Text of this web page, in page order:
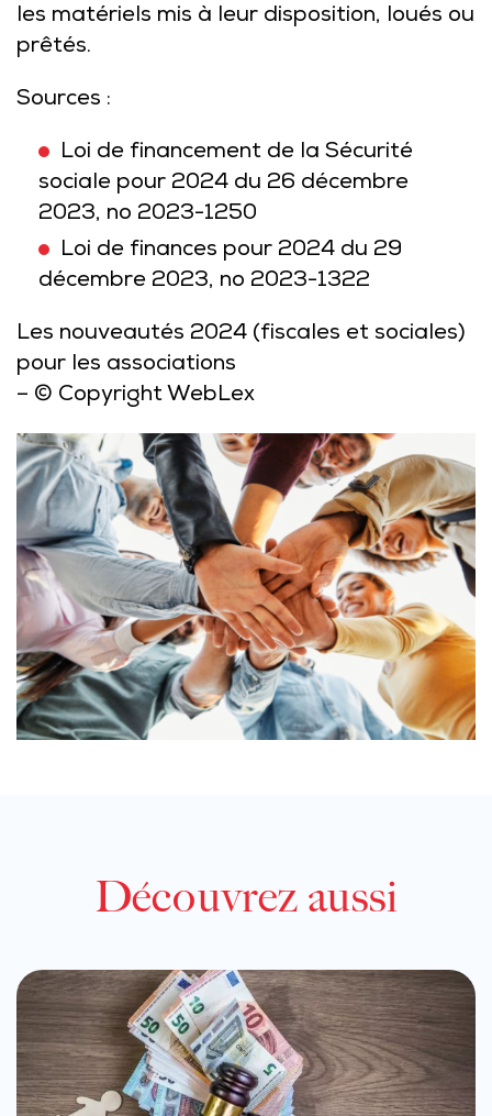
les matériels mis à leur disposition, loués ou
prêtés.
Sources :
Loi de financement de la Sécurité
sociale pour 2024 du 26 décembre
2023, no 2023-1250
Loi de finances pour 2024 du 29
décembre 2023, no 2023-1322
Les nouveautés 2024 (fiscales et sociales)
pour les associations
– © Copyright WebLex
Découvrez aussi